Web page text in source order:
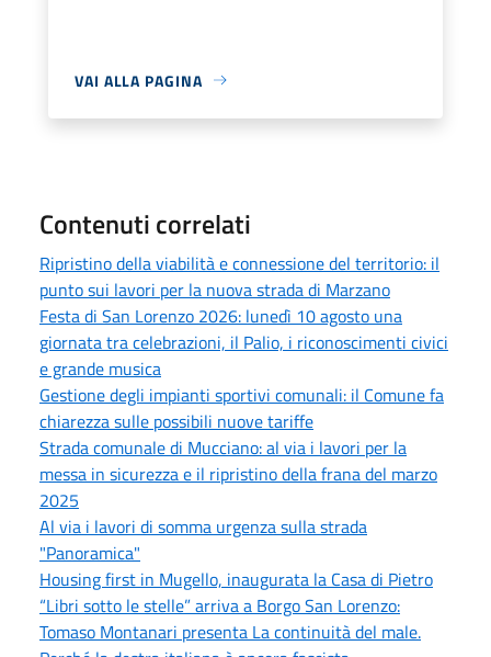
VAI ALLA PAGINA
Contenuti correlati
Ripristino della viabilità e connessione del territorio: il
punto sui lavori per la nuova strada di Marzano
Festa di San Lorenzo 2026: lunedì 10 agosto una
giornata tra celebrazioni, il Palio, i riconoscimenti civici
e grande musica
Gestione degli impianti sportivi comunali: il Comune fa
chiarezza sulle possibili nuove tariffe
Strada comunale di Mucciano: al via i lavori per la
messa in sicurezza e il ripristino della frana del marzo
2025
Al via i lavori di somma urgenza sulla strada
"Panoramica"
Housing first in Mugello, inaugurata la Casa di Pietro
“Libri sotto le stelle” arriva a Borgo San Lorenzo:
Tomaso Montanari presenta La continuità del male.